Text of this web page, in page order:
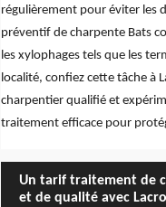
régulièrement pour éviter les
préventif de charpente Bats
les xylophages tels que les
localité, confiez cette tâche à
charpentier qualifié et
traitement efficace pour
Un tarif traitement de
et de qualité avec